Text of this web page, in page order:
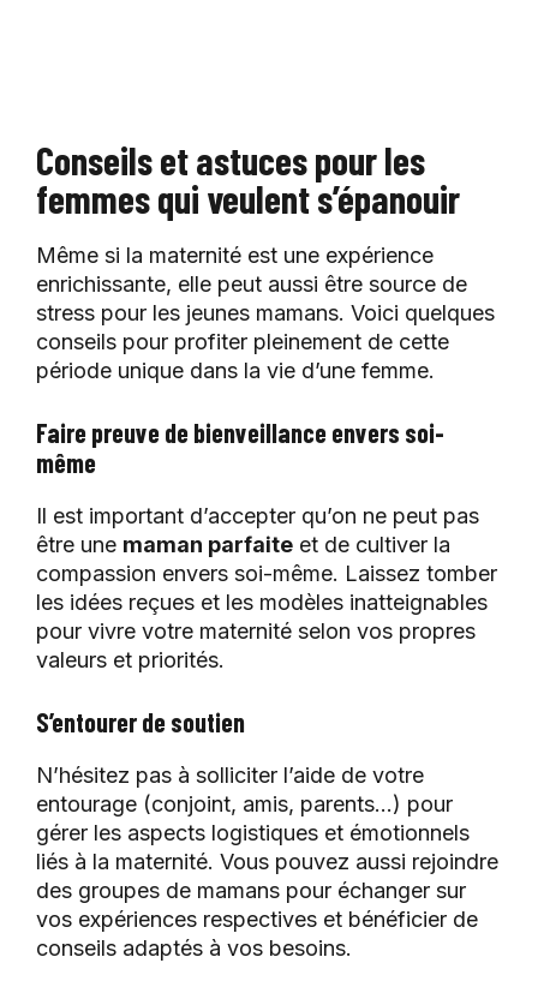
Conseils et astuces pour les
femmes qui veulent s’épanouir
Même si la maternité est une expérience
enrichissante, elle peut aussi être source de
stress pour les jeunes mamans. Voici quelques
conseils pour profiter pleinement de cette
période unique dans la vie d’une femme.
Faire preuve de bienveillance envers soi-
même
Il est important d’accepter qu’on ne peut pas
être une maman parfaite et de cultiver la
compassion envers soi-même. Laissez tomber
les idées reçues et les modèles inatteignables
pour vivre votre maternité selon vos propres
valeurs et priorités.
S’entourer de soutien
N’hésitez pas à solliciter l’aide de votre
entourage (conjoint, amis, parents…) pour
gérer les aspects logistiques et émotionnels
liés à la maternité. Vous pouvez aussi rejoindre
des groupes de mamans pour échanger sur
vos expériences respectives et bénéficier de
conseils adaptés à vos besoins.